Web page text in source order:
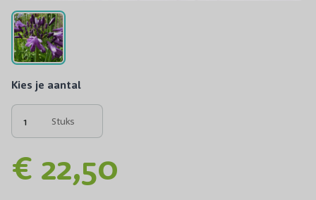
Kies je aantal
Stuks
€ 22,50